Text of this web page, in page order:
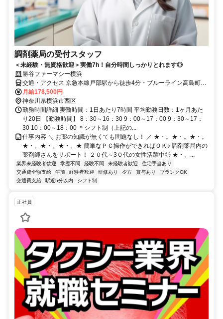
調剤薬局の受付スタッフ
＜未経験・無資格歓迎＞実働7h！自分時間しっかりとれます◎
勝谷ファーマシー横浜
交通・アクセス 京急本線戸部駅から徒歩4分・ブルーライン高島町駅
から徒歩5分
月給178,500円
神奈川県横浜市西区
勤務時間詳細 実働時間：1日あたり7時間 平均勤務日数：1ヶ月あた
り20日 【勤務時間】 8：30～16：30 9：00～17：00 9：30～17：
30 10：00～18：00 ＊シフト制（上記の...
仕事内容 ＼ お薬の知識が無くても問題なし！ ／ ★・。★・。★・。
★・。★・。★・。★ 簡単なＰＣ操作ができればＯＫ♪ 調剤薬局内の
薬剤師さんをサポート！ ２０代～3０代の女性活躍中◎ ★・。...
業界未経験者歓迎 学歴不問 経験不問 未経験者歓迎
住宅手当あり
交通費全額支給
午前 経験者歓迎 研修あり 夕方 賞与あり
ブランクOK
交通費支給
駅近5分以内 シフト制
正社員